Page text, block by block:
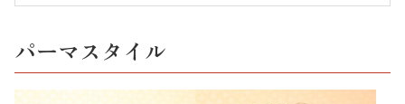
パーマスタイル